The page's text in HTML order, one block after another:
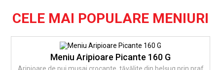
CELE MAI POPULARE MENIURI
Meniu Aripioare Picante 160 G
Aripioare de pui musai crocante, tăvălite din belșug prin praf